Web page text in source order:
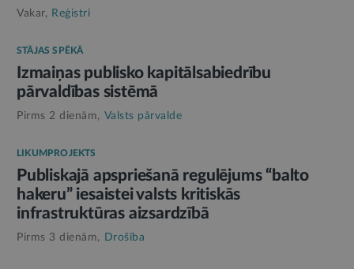
Vakar, Reģistri
STĀJAS SPĒKĀ
Izmaiņas publisko kapitālsabiedrību
pārvaldības sistēmā
Pirms 2 dienām, Valsts pārvalde
LIKUMPROJEKTS
Publiskajā apspriešanā regulējums “balto
hakeru” iesaistei valsts kritiskās
infrastruktūras aizsardzībā
Pirms 3 dienām, Drošība